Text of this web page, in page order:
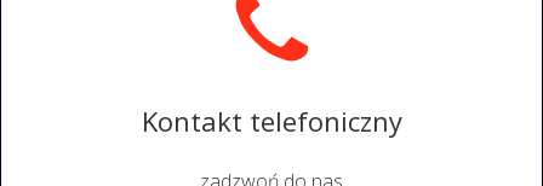
Kontakt telefoniczny
zadzwoń do nas